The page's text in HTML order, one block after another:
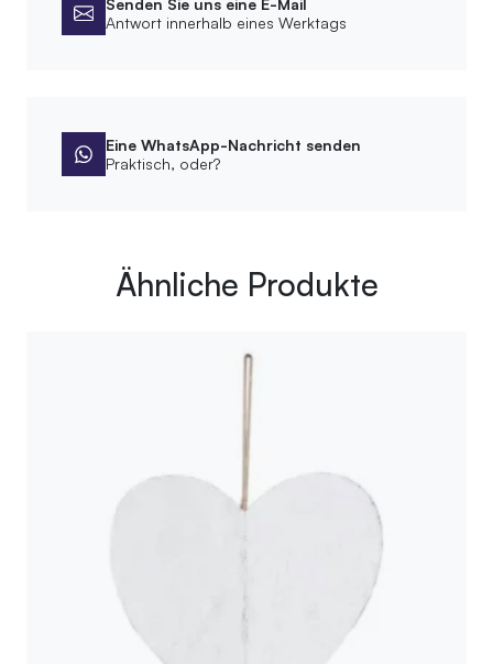
Senden Sie uns eine E-Mail
Antwort innerhalb eines Werktags
Eine WhatsApp-Nachricht senden
Praktisch, oder?
Ähnliche Produkte